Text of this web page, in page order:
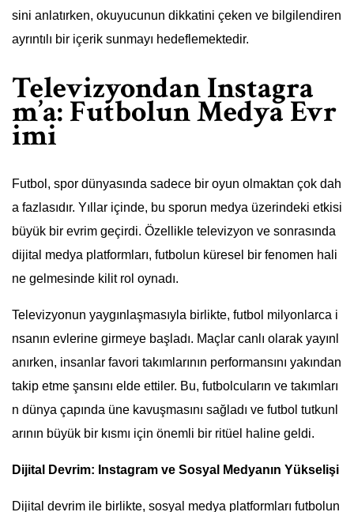
sini anlatırken, okuyucunun dikkatini çeken ve bilgilendiren
ayrıntılı bir içerik sunmayı hedeflemektedir.
Televizyondan Instagra
m’a: Futbolun Medya Evr
imi
Futbol, spor dünyasında sadece bir oyun olmaktan çok dah
a fazlasıdır. Yıllar içinde, bu sporun medya üzerindeki etkisi
büyük bir evrim geçirdi. Özellikle televizyon ve sonrasında
dijital medya platformları, futbolun küresel bir fenomen hali
ne gelmesinde kilit rol oynadı.
Televizyonun yaygınlaşmasıyla birlikte, futbol milyonlarca i
nsanın evlerine girmeye başladı. Maçlar canlı olarak yayınl
anırken, insanlar favori takımlarının performansını yakından
takip etme şansını elde ettiler. Bu, futbolcuların ve takımları
n dünya çapında üne kavuşmasını sağladı ve futbol tutkunl
arının büyük bir kısmı için önemli bir ritüel haline geldi.
Dijital Devrim: Instagram ve Sosyal Medyanın Yükselişi
Dijital devrim ile birlikte, sosyal medya platformları futbolun